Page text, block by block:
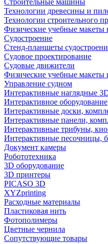
Строительные машины
Технологии древесины и
Технологии строительного
Физические учебные макеты
Судостроение
Стенд-планшеты
Судовое проектирование
Судовые движители
Физические учебные макеты
Управление судном
Интерактивные наглядные
Интерактивное оборудование
Интерактивные доски,
Интерактивные панели,
Интерактивные трибуны,
Интерактивные песочницы,
Документ камеры
Робототехника
3D оборудование
3D принтеры
PICASO 3D
XYZprinting
Расходные материалы
Пластиковая нить
Фотополимеры
Цветные чернила
Сопутствующие товары